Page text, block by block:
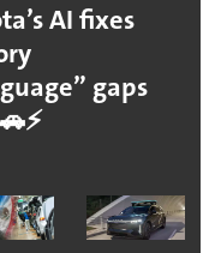
AI fixes
gaps